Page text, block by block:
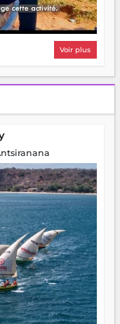
Voir plus